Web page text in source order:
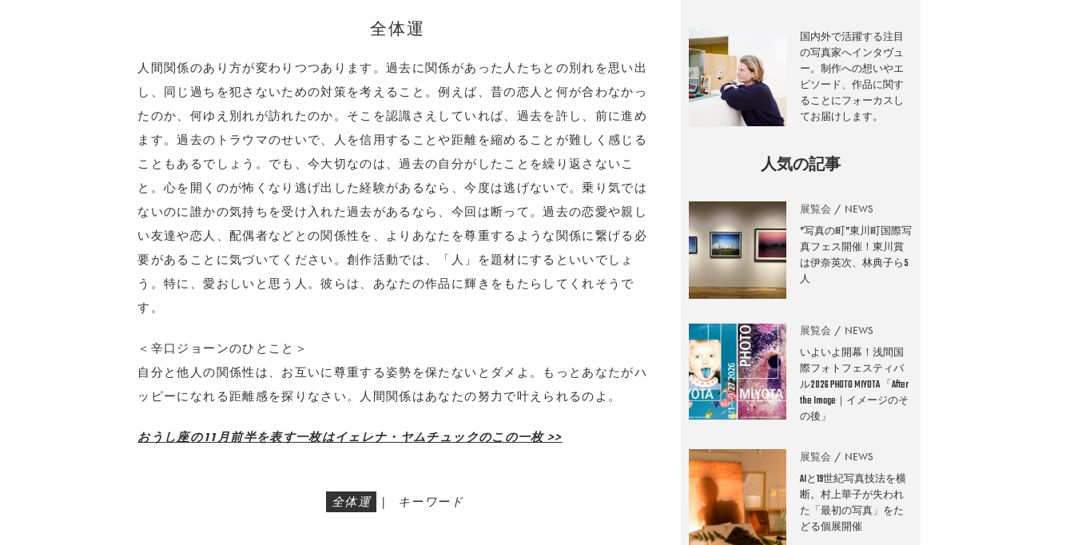
全体運
人間関係のあり方が変わりつつあります。過去に関係があった人たちとの別れを思い出
し、同じ過ちを犯さないための対策を考えること。例えば、昔の恋人と何が合わなかっ
たのか、何ゆえ別れが訪れたのか。そこを認識さえしていれば、過去を許し、前に進め
ます。過去のトラウマのせいで、人を信用することや距離を縮めることが難しく感じる
こともあるでしょう。でも、今大切なのは、過去の自分がしたことを繰り返さないこ
と。心を開くのが怖くなり逃げ出した経験があるなら、今度は逃げないで。乗り気では
ないのに誰かの気持ちを受け入れた過去があるなら、今回は断って。過去の恋愛や親し
い友達や恋人、配偶者などとの関係性を、よりあなたを尊重するような関係に繋げる必
要があることに気づいてください。創作活動では、「人」を題材にするといいでしょ
う。特に、愛おしいと思う人。彼らは、あなたの作品に輝きをもたらしてくれそうで
す。
＜辛口ジョーンのひとこと＞
自分と他人の関係性は、お互いに尊重する姿勢を保たないとダメよ。もっとあなたがハ
ッピーになれる距離感を探りなさい。人間関係はあなたの努力で叶えられるのよ。
おうし座の11月前半を表す一枚はイェレナ・ヤムチュックのこの一枚 >>
全体運 | キーワード
国内外で活躍する注目
の写真家へインタヴュ
ー。制作への想いやエ
ピソード、作品に関す
ることにフォーカスし
てお届けします。
人気の記事
展覧会 NEWS
”写真の町”東川町国際写
真フェス開催！東川賞
は伊奈英次、林典子ら5
人
展覧会 NEWS
いよいよ開幕！浅間国
際フォトフェスティバ
ル2026 PHOTO MIYOTA 「After
the Image｜イメージのそ
の後」
展覧会 NEWS
AIと19世紀写真技法を横
断。村上華子が失われ
た「最初の写真」をた
どる個展開催